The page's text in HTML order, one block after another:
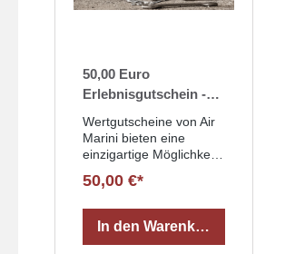
50,00 Euro
Erlebnisgutschein -
Wertgutschein
Wertgutscheine von Air
Marini bieten eine
einzigartige Möglichkeit,
Erlebnisse zu
einen atemberaubenden
Rundflug über Leipzig,
50,00 €*
In den Warenkorb